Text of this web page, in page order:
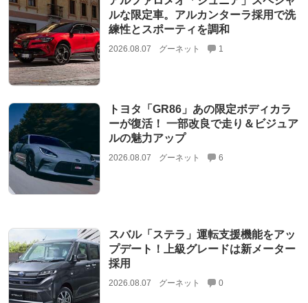
ルな限定車。アルカンターラ採用で洗
練性とスポーティを調和
2026.08.07 グーネット 1
トヨタ「GR86」あの限定ボディカラ
ーが復活！ 一部改良で走り＆ビジュア
ルの魅力アップ
2026.08.07 グーネット 6
スバル「ステラ」運転支援機能をアッ
プデート！上級グレードは新メーター
採用
2026.08.07 グーネット 0